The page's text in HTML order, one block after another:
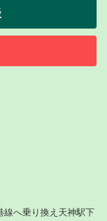
線へ乗り換え天神駅下